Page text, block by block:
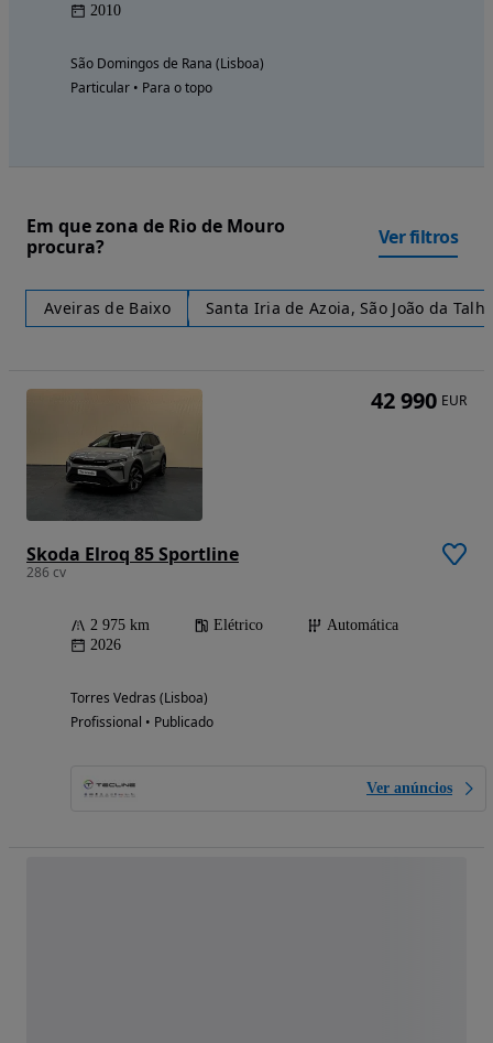
2010
São Domingos de Rana (Lisboa)
Particular • Para o topo
Em que zona de Rio de Mouro
procura?
Ver filtros
Aveiras de Baixo Santa Iria de Azoia, São João da
Skoda Elroq 85 Sportline
286 cv
2 975 km Elétrico
Automática
2026
Torres Vedras (Lisboa)
Profissional • Publicado
Ver anúncios
42 990 EUR